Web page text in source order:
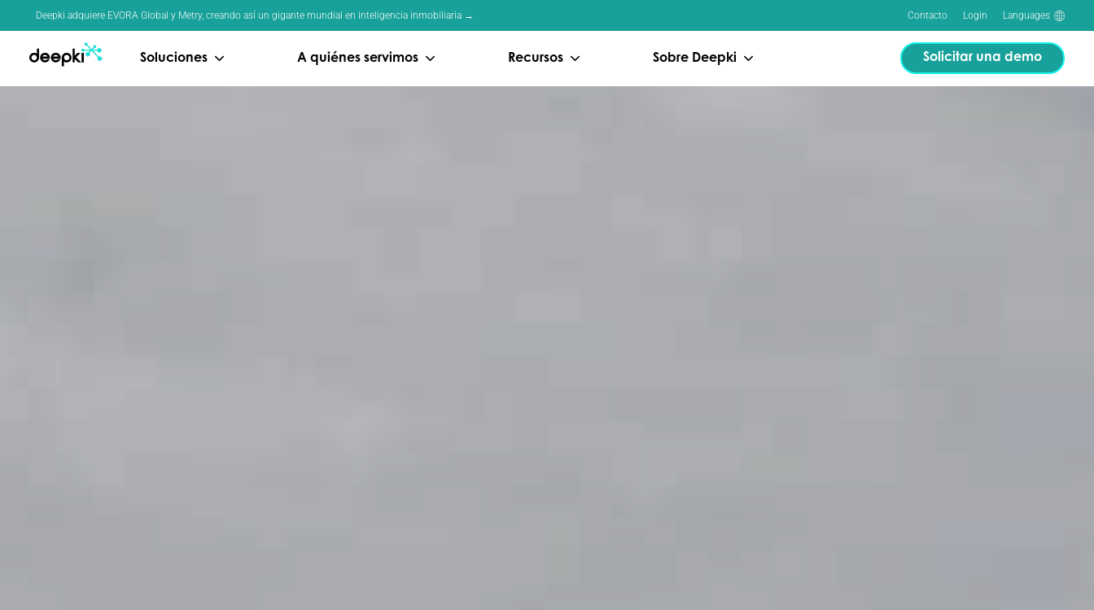
Deepki adquiere EVORA Global y Metry, creando así un gigante mundial en inteligencia inmobiliaria → Contacto Login Languages
Soluciones A quiénes servimos Recursos Sobre Deepki Solicitar una demo
Panel de gestión de cookies